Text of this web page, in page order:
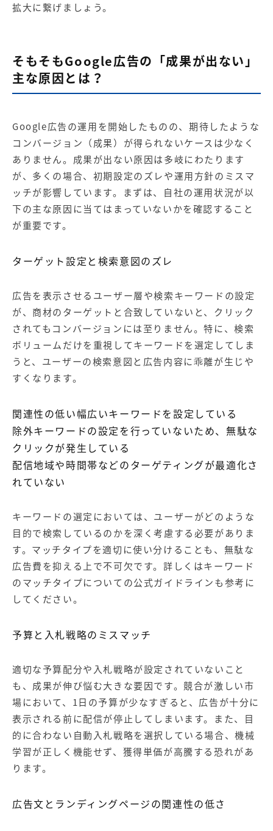
拡大に繋げましょう。
そもそもGoogle広告の「成果が出ない」
主な原因とは？
Google広告の運用を開始したものの、期待したような
コンバージョン（成果）が得られないケースは少なく
ありません。成果が出ない原因は多岐にわたります
が、多くの場合、初期設定のズレや運用方針のミスマ
ッチが影響しています。まずは、自社の運用状況が以
下の主な原因に当てはまっていないかを確認すること
が重要です。
ターゲット設定と検索意図のズレ
広告を表示させるユーザー層や検索キーワードの設定
が、商材のターゲットと合致していないと、クリック
されてもコンバージョンには至りません。特に、検索
ボリュームだけを重視してキーワードを選定してしま
うと、ユーザーの検索意図と広告内容に乖離が生じや
すくなります。
関連性の低い幅広いキーワードを設定している
除外キーワードの設定を行っていないため、無駄な
クリックが発生している
配信地域や時間帯などのターゲティングが最適化さ
れていない
キーワードの選定においては、ユーザーがどのような
目的で検索しているのかを深く考慮する必要がありま
す。マッチタイプを適切に使い分けることも、無駄な
広告費を抑える上で不可欠です。詳しくはキーワード
のマッチタイプについての公式ガイドラインも参考に
してください。
予算と入札戦略のミスマッチ
適切な予算配分や入札戦略が設定されていないこと
も、成果が伸び悩む大きな要因です。競合が激しい市
場において、1日の予算が少なすぎると、広告が十分に
表示される前に配信が停止してしまいます。また、目
的に合わない自動入札戦略を選択している場合、機械
学習が正しく機能せず、獲得単価が高騰する恐れがあ
ります。
広告文とランディングページの関連性の低さ